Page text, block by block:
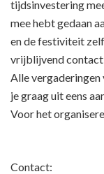
tijdsinvestering
mee hebt gedaan
en de festiviteit
vrijblijvend contact
Alle vergaderingen
je graag uit eens
Voor het
Contact: